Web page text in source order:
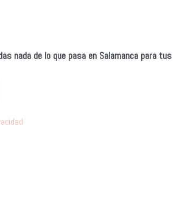
nada de lo que pasa en Salamanca para tus